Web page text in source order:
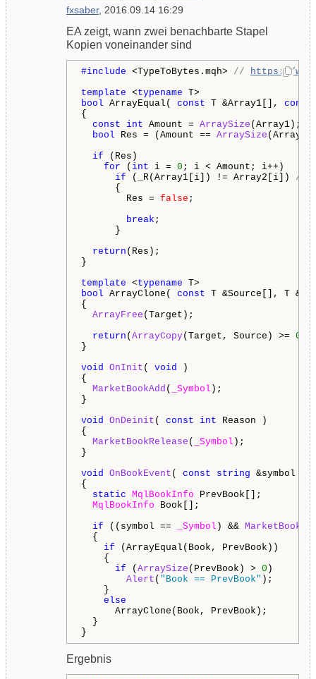
fxsaber, 2016.09.14 16:29
EA zeigt, wann zwei benachbarte Stapel
Kopien voneinander sind
#include <TypeToBytes.mqh> //
https://
template <typename
bool ArrayEqual( const T &Array1[], const
{
const
int Amount = ArraySize (Array1);
bool Res = (Amount == ArraySize
if (Res)
for ( int i = 0 ; i < Amount; i++)
if (_R(Array1[i]) != Array2[i]) //
{
Res = false ;
break ;
}
return (Res);
}
template <typename
bool ArrayClone( const T &Source[], T
{
ArrayFree (Target);
return ( ArrayCopy(Target, Source) >= 0
);
}
void
OnInit ( void
)
{
MarketBookAdd ( _Symbol );
}
void
OnDeinit ( const int Reason )
{
MarketBookRelease ( _Symbol );
}
void
OnBookEvent ( const string &symbol )
{
static
MqlBookInfo PrevBook[];
MqlBookInfo Book[];
if ((symbol == _Symbol ) &&
{
if (ArrayEqual(Book, PrevBook))
{
if ( ArraySize (PrevBook) > 0 )
Alert ( "Book == PrevBook" );
}
else
ArrayClone(Book, PrevBook);
}
}
Ergebnis